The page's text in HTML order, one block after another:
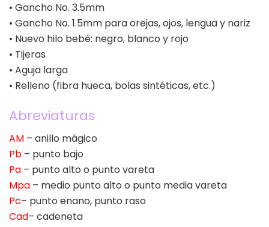
• Gancho No. 3.5mm
• Gancho No. 1.5mm para orejas, ojos, lengua y nariz
• Nuevo hilo bebé: negro, blanco y rojo
• Tijeras
• Aguja larga
• Relleno (fibra hueca, bolas sintéticas, etc.)
Abreviaturas
AM – anillo mágico
Pb – punto bajo
Pa – punto alto o punto vareta
Mpa – medio punto alto o punto media vareta
Pc– punto enano, punto raso
Cad– cadeneta